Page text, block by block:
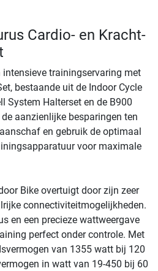
Cardio- en Kracht-
intensieve trainingservaring met
bestaande uit de Indoor Cycle
System Halterset en de B900
aanzienlijke besparingen ten
en gebruik de optimaal
voor maximale
Bike overtuigt door zijn zeer
connectiviteitmogelijkheden.
en een precieze wattweergave
perfect onder controle. Met
van 1355 watt bij 120
in watt van 19-450 bij 60